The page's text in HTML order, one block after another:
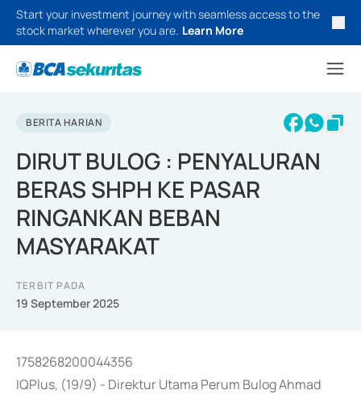
Start your investment journey with seamless access to the
stock market wherever you are. Learn More
BERITA HARIAN
DIRUT BULOG : PENYALURAN
BERAS SHPH KE PASAR
RINGANKAN BEBAN
MASYARAKAT
TERBIT PADA
19 September 2025
1758268200044356
IQPlus, (19/9) - Direktur Utama Perum Bulog Ahmad